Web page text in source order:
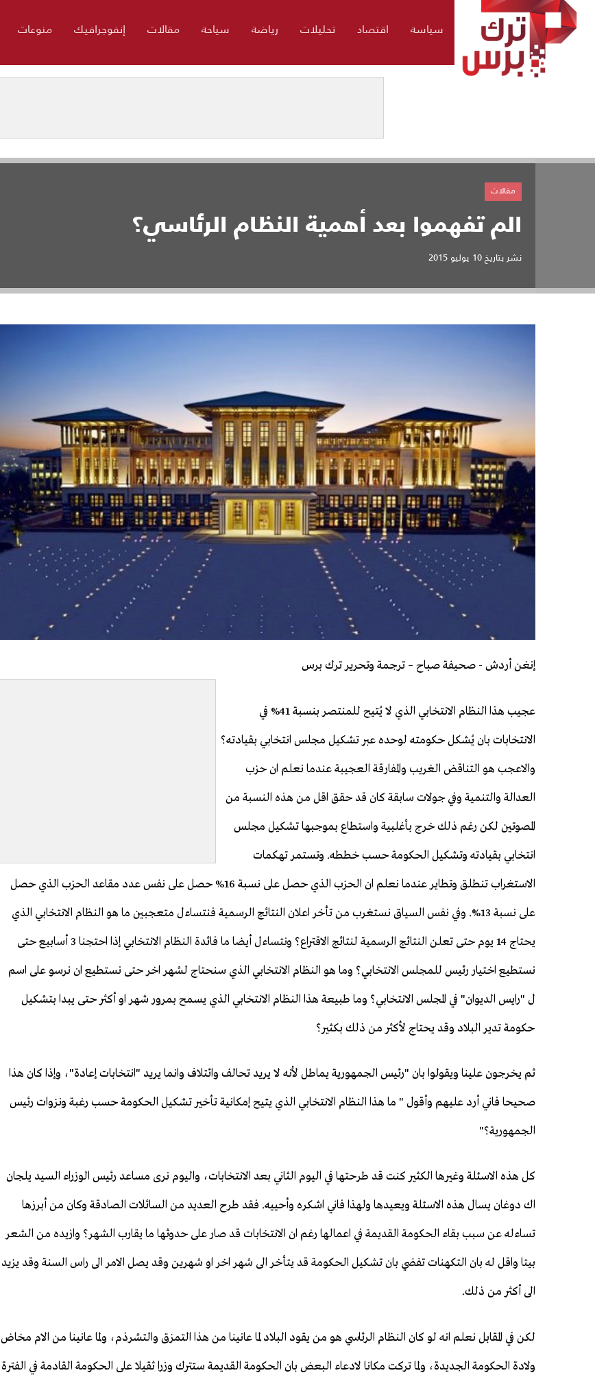
سياسة اقتصاد تحليلات رياضة سياحة مقالات إنفوجرافيك منوعات
الم تفهموا بعد أهمية النظام الرئاسي؟
نشر بتاريخ10 يوليو 2015
مقالات
إنغن أردش - صحيفة صباح – ترجمة وتحرير ترك برس
عجيب هذا النظام الانتخابي الذي لا يُتيح للمنتصر بنسبة 41% في
الانتخابات بان يُشكل حكومته لوحده عبر تشكيل مجلس انتخابي بقيادته؟
والاعجب هو التناقض الغريب والمفارقة العجيبة عندما نعلم ان حزب
العدالة والتنمية وفي جولات سابقة كان قد حقق اقل من هذه النسبة من
المصوتين لكن رغم ذلك خرج بأغلبية واستطاع بموجبها تشكيل مجلس
انتخابي بقيادته وتشكيل الحكومة حسب خططه. وتستمر تهكمات
الاستغراب تنطلق وتطاير عندما نعلم ان الحزب الذي حصل على نسبة 16% حصل على نفس عدد مقاعد الحزب الذي حصل
على نسبة 13%. وفي نفس السياق نستغرب من تأخر اعلان النتائج الرسمية فنتساءل متعجبين ما هو النظام الانتخابي الذي
يحتاج 14 يوم حتى تعلن النتائج الرسمية لنتائج الاقتراع؟ ونتساءل أيضا ما فائدة النظام الانتخابي إذا احتجنا 3 أسابيع حتى
نستطيع اختيار رئيس للمجلس الانتخابي؟ وما هو النظام الانتخابي الذي سنحتاج لشهر اخر حتى نستطيع ان نرسو على اسم
ل "رايس الديوان" في المجلس الانتخابي؟ وما طبيعة هذا النظام الانتخابي الذي يسمح بمرور شهر او أكثر حتى يبدا بتشكيل
حكومة تدير البلاد وقد يحتاج لأكثر من ذلك بكثير؟
ثم يخرجون علينا ويقولوا بان "رئيس الجمهورية يماطل لأنه لا يريد تحالف وائتلاف وانما يريد "انتخابات إعادة"، وإذا كان هذا
صحيحا فاني أرد عليهم وأقول " ما هذا النظام الانتخابي الذي يتيح إمكانية تأخير تشكيل الحكومة حسب رغبة ونزوات رئيس
الجمهورية؟"
كل هذه الاسئلة وغيرها الكثير كنت قد طرحتها في اليوم الثاني بعد الانتخابات، واليوم نرى مساعد رئيس الوزراء السيد يلجان
اك دوغان يسال هذه الاسئلة ويعيدها ولهذا فاني اشكره وأحييه. فقد طرح العديد من السائلات الصادقة وكان من أبرزها
تساءله عن سبب بقاء الحكومة القديمة في اعمالها رغم ان الانتخابات قد صار على حدوثها ما يقارب الشهر؟ وازيده من الشعر
بيتا واقل له بان التكهنات تفضي بان تشكيل الحكومة قد يتأخر الى شهر اخر او شهرين وقد يصل الامر الى راس السنة وقد يزيد
الى أكثر من ذلك.
لكن في المقابل نعلم انه لو كان النظام الرئاسي هو من يقود البلاد لما عانينا من هذا التمزق والتشرذم، ولما عانينا من الام مخاض
ولادة الحكومة الجديدة، ولما تركت مكانا لادعاء البعض بان الحكومة القديمة ستترك وزرا ثقيلا على الحكومة القادمة في الفترة